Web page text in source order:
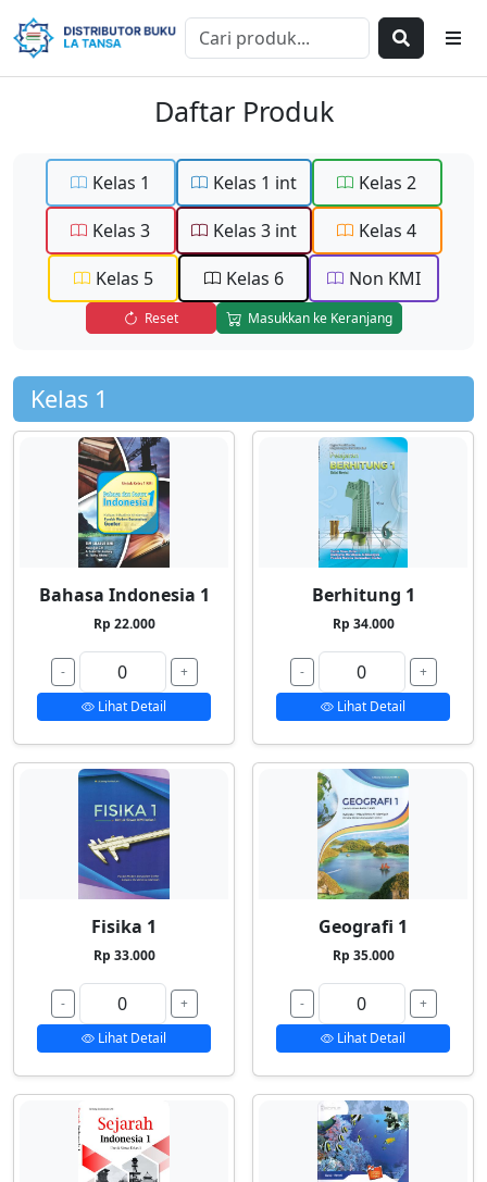
Daftar Produk
Kelas 1 Kelas 1 int
Kelas 2
Kelas 3
Kelas 3 int
Kelas 4
Kelas 5
Kelas 6 Non KMI
Reset Masukkan ke Keranjang
Kelas 1
Bahasa Indonesia 1
Rp 22.000
-
+
Lihat Detail
Berhitung 1
Rp 34.000
-
+
Lihat Detail
Fisika 1
Rp 33.000
-
+
Lihat Detail
Geografi 1
Rp 35.000
-
+
Lihat Detail